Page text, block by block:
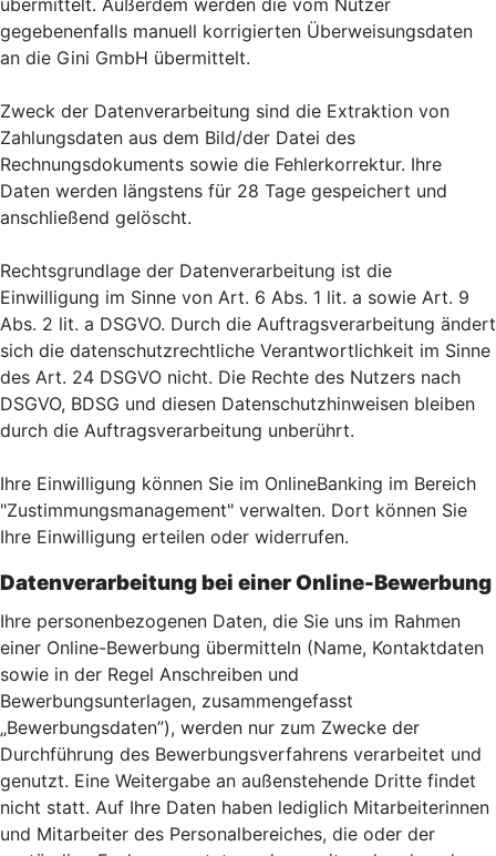
übermittelt. Außerdem werden die vom Nutzer
gegebenenfalls manuell korrigierten Überweisungsdaten
an die Gini GmbH übermittelt.
Zweck der Datenverarbeitung sind die Extraktion von
Zahlungsdaten aus dem Bild/der Datei des
Rechnungsdokuments sowie die Fehlerkorrektur. Ihre
Daten werden längstens für 28 Tage gespeichert und
anschließend gelöscht.
Rechtsgrundlage der Datenverarbeitung ist die
Einwilligung im Sinne von Art. 6 Abs. 1 lit. a sowie Art. 9
Abs. 2 lit. a DSGVO. Durch die Auftragsverarbeitung ändert
sich die datenschutzrechtliche Verantwortlichkeit im Sinne
des Art. 24 DSGVO nicht. Die Rechte des Nutzers nach
DSGVO, BDSG und diesen Datenschutzhinweisen bleiben
durch die Auftragsverarbeitung unberührt.
Ihre Einwilligung können Sie im OnlineBanking im Bereich
"Zustimmungsmanagement" verwalten. Dort können Sie
Ihre Einwilligung erteilen oder widerrufen.
Datenverarbeitung bei einer Online-Bewerbung
Ihre personenbezogenen Daten, die Sie uns im Rahmen
einer Online-Bewerbung übermitteln (Name, Kontaktdaten
sowie in der Regel Anschreiben und
Bewerbungsunterlagen, zusammengefasst
„Bewerbungsdaten”), werden nur zum Zwecke der
Durchführung des Bewerbungsverfahrens verarbeitet und
genutzt. Eine Weitergabe an außenstehende Dritte findet
nicht statt. Auf Ihre Daten haben lediglich Mitarbeiterinnen
und Mitarbeiter des Personalbereiches, die oder der